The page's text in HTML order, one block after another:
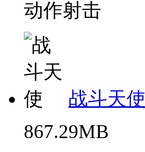
动作射击
战斗天使
867.29MB